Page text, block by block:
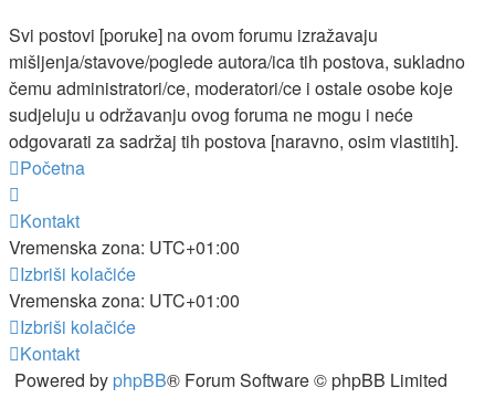
Svi postovi [poruke] na ovom forumu izražavaju
mišljenja/stavove/poglede autora/ica tih postova, sukladno
čemu administratori/ce, moderatori/ce i ostale osobe koje
sudjeluju u održavanju ovog foruma ne mogu i neće
odgovarati za sadržaj tih postova [naravno, osim vlastitih].
Početna
Kontakt
Vremenska zona: UTC+01:00
Izbriši kolačiće
Vremenska zona: UTC+01:00
Izbriši kolačiće
Kontakt
Powered by phpBB® Forum Software © phpBB Limited